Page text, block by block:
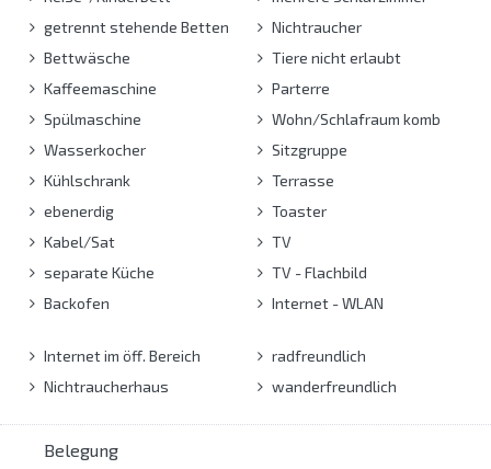
getrennt stehende Betten
Bettwäsche
Kaffeemaschine
Spülmaschine
Wasserkocher
Kühlschrank
ebenerdig
Kabel/Sat
separate Küche
Backofen
Nichtraucher
Tiere nicht erlaubt
Parterre
Wohn/Schlafraum komb
Sitzgruppe
Terrasse
Toaster
TV
TV - Flachbild
Internet - WLAN
Internet im öff. Bereich
Nichtraucherhaus
radfreundlich
wanderfreundlich
Belegung